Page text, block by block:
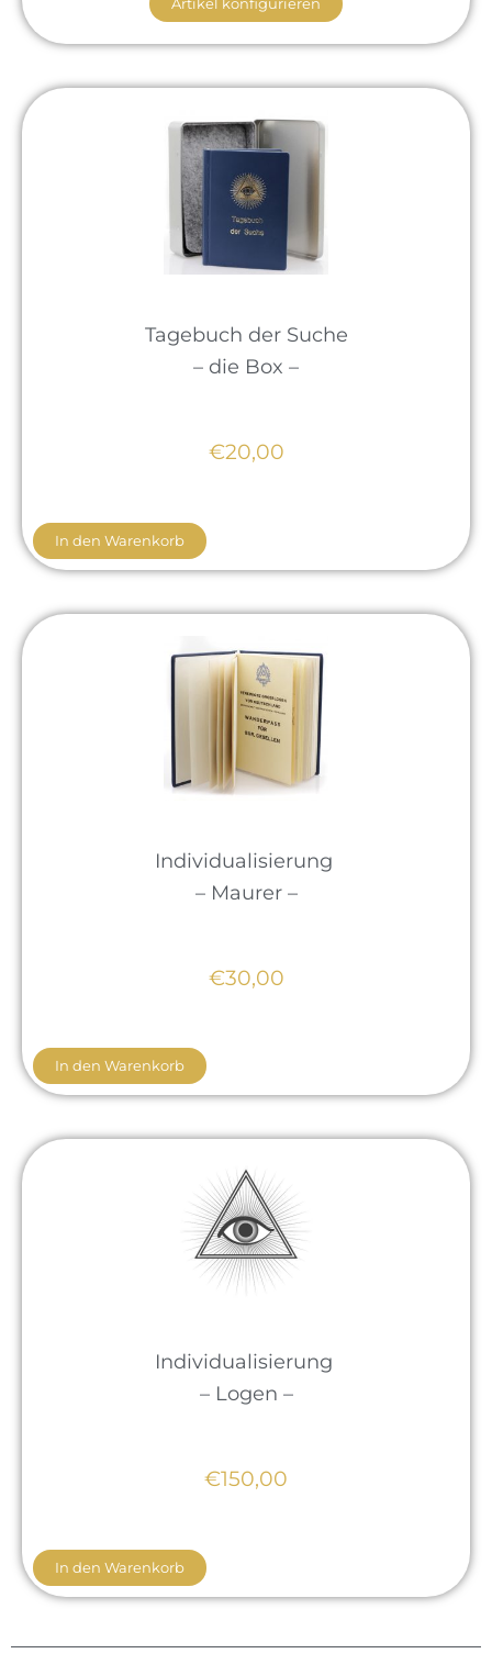
Tagebuch der Suche
– die Box –
€20,00
In den Warenkorb
Individualisierung
– Maurer –
€30,00
In den Warenkorb
Individualisierung
– Logen –
€150,00
In den Warenkorb